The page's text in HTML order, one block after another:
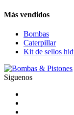
Más vendidos
Bombas
Caterpillar
Kit de sellos
Siguenos